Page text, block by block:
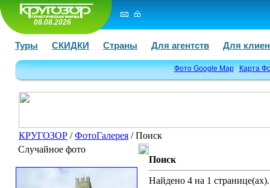
08.08.2026
Туры СКИДКИ Страны Для агентств Для
Фото Google Map Карта
КРУГОЗОР /ФотоГалерея / Поиск
Случайное фото
Поиск
Найдено 4 на 1